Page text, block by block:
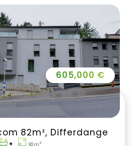
82m², Differdange
1 82m2
605,000 €